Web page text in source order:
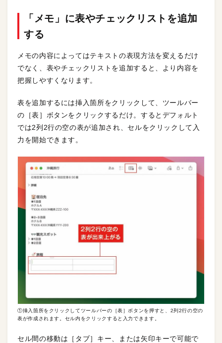
「メモ」に表やチェックリストを追加
する
メモの内容によってはテキストの表現方法を変えるだけ
でなく、表やチェックリストを追加すると、より内容を
把握しやすくなります。
表を追加するには挿入箇所をクリックして、ツールバー
の［表］ボタンをクリックするだけ。するとデフォルト
では2列2行の空の表が追加され、セルをクリックして入
力を開始できます。
①挿入箇所をクリックしてツールバーの［表］ボタンを押すと、2列2行の空の
表が作成されます。セル内をクリックすると入力できます。
セル間の移動は［タブ］キー、または矢印キーで可能で